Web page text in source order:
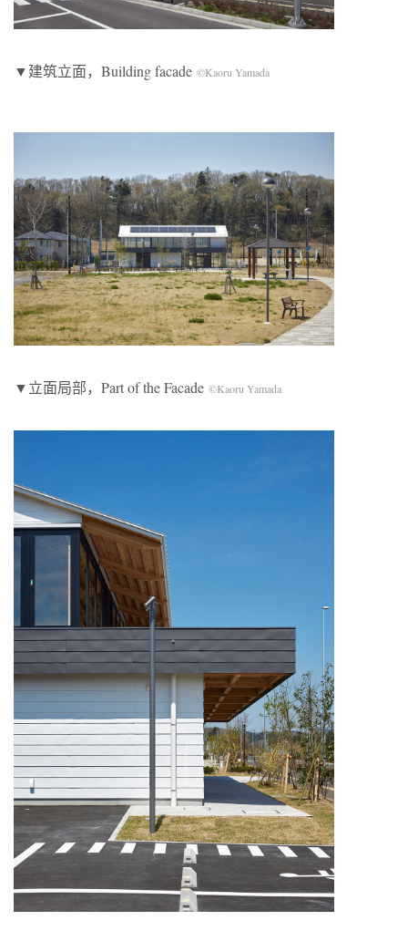
▼建筑立面，Building facade ©Kaoru Yamada
▼立面局部，Part of the Facade ©Kaoru Yamada